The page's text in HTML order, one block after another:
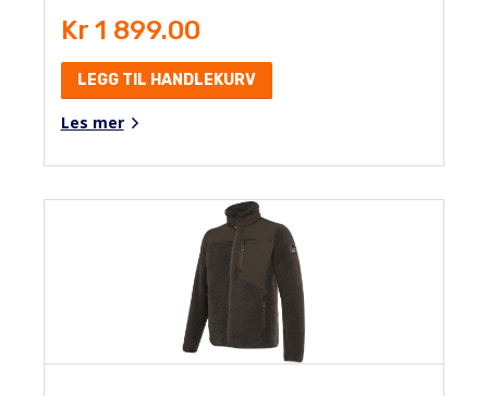
Kr 1 899.00
LEGG TIL HANDLEKURV
Les mer